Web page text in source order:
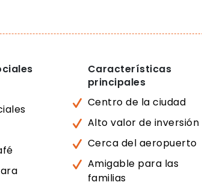
Características
principales
Centro de la ciudad
Alto valor de inversión
Cerca del aeropuerto
Amigable para las
familias